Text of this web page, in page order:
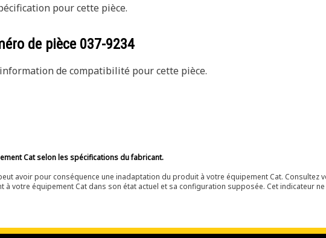
pour cette pièce.
de pièce 037-9234
de compatibilité pour cette pièce.
Cat selon les spécifications du fabricant.
avoir pour conséquence une inadaptation du produit à votre équipement Cat. Consultez
à votre équipement Cat dans son état actuel et sa configuration supposée. Cet indicateur